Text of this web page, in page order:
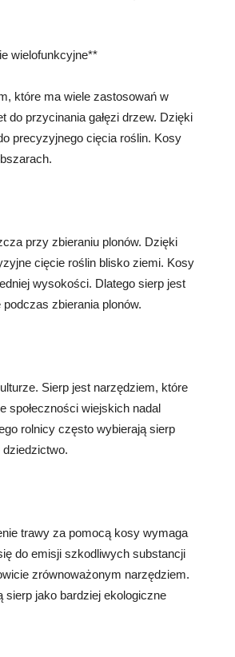
wielofunkcyjne**
które ma wiele zastosowań w
do przycinania gałęzi drzew. Dzięki
precyzyjnego cięcia roślin. Kosy
przy zbieraniu plonów. Dzięki
cięcie roślin blisko ziemi. Kosy
wysokości. Dlatego sierp jest
zbierania plonów.
Sierp jest narzędziem, które
społeczności wiejskich nadal
rolnicy często wybierają sierp
trawy za pomocą kosy wymaga
do emisji szkodliwych substancji
zrównoważonym narzędziem.
sierp jako bardziej ekologiczne